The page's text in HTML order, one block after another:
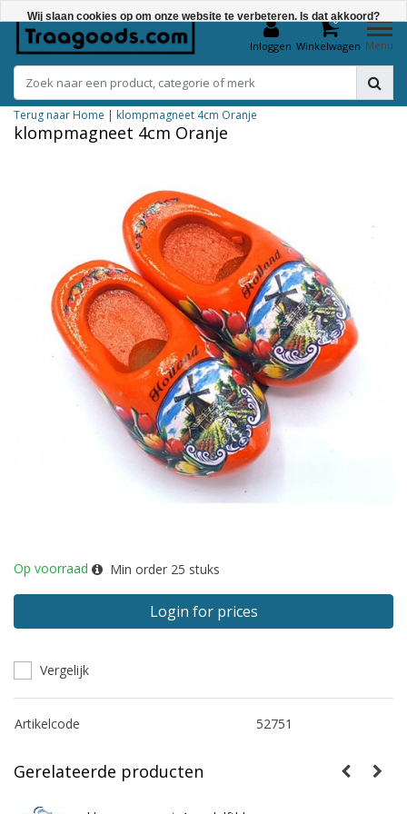
Inloggen
0
Winkelwagen Menu
Terug naar Home | klompmagneet 4cm Oranje
klompmagneet 4cm Oranje
Op voorraad Min order 25 stuks
Login for prices
Vergelijk
Artikelcode 52751
Gerelateerde producten
Wij slaan cookies op om onze website te verbeteren. Is dat akkoord?
Nee
Meer over cookies »